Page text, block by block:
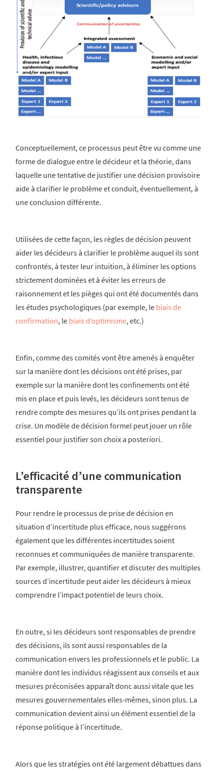
Conceptuellement, ce processus peut être vu comme une
forme de dialogue entre le décideur et la théorie, dans
laquelle une tentative de justifier une décision provisoire
aide à clarifier le problème et conduit, éventuellement, à
une conclusion différente.
Utilisées de cette façon, les règles de décision peuvent
aider les décideurs à clarifier le problème auquel ils sont
confrontés, à tester leur intuition, à éliminer les options
strictement dominées et à éviter les erreurs de
raisonnement et les pièges qui ont été documentés dans
les études psychologiques (par exemple, le biais de
confirmation, le biais d’optimisme, etc.)
Enfin, comme des comités vont être amenés à enquêter
sur la manière dont les décisions ont été prises, par
exemple sur la manière dont les confinements ont été
mis en place et puis levés, les décideurs sont tenus de
rendre compte des mesures qu’ils ont prises pendant la
crise. Un modèle de décision formel peut jouer un rôle
essentiel pour justifier son choix a posteriori.
L’efficacité d’une communication
transparente
Pour rendre le processus de prise de décision en
situation d’incertitude plus efficace, nous suggérons
également que les différentes incertitudes soient
reconnues et communiquées de manière transparente.
Par exemple, illustrer, quantifier et discuter des multiples
sources d’incertitude peut aider les décideurs à mieux
comprendre l’impact potentiel de leurs choix.
En outre, si les décideurs sont responsables de prendre
des décisions, ils sont aussi responsables de la
communication envers les professionnels et le public. La
manière dont les individus réagissent aux conseils et aux
mesures préconisées apparaît donc aussi vitale que les
mesures gouvernementales elles-mêmes, sinon plus. La
communication devient ainsi un élément essentiel de la
réponse politique à l’incertitude.
Alors que les stratégies ont été largement débattues dans